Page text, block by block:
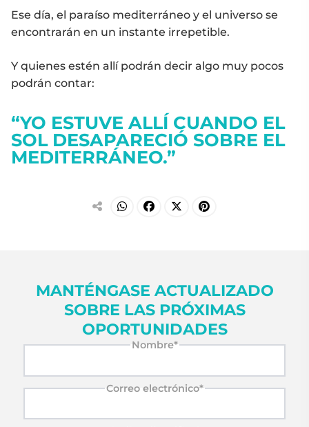
Ese día, el paraíso mediterráneo y el universo se
encontrarán en un instante irrepetible.
Y quienes estén allí podrán decir algo muy pocos
podrán contar:
“YO ESTUVE ALLÍ CUANDO EL
SOL DESAPARECIÓ SOBRE EL
MEDITERRÁNEO.”
MANTÉNGASE ACTUALIZADO
SOBRE LAS PRÓXIMAS
OPORTUNIDADES
Nombre*
Correo electrónico*